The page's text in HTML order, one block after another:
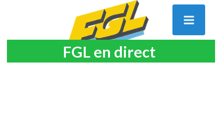
FGL en direct